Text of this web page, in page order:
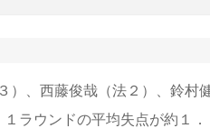
、西藤俊哉（法２）、鈴村
ラウンドの平均失点が約１